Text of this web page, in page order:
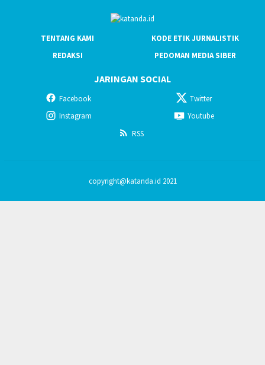
TENTANG KAMI
KODE ETIK JURNALISTIK
REDAKSI
PEDOMAN MEDIA SIBER
JARINGAN SOCIAL
Facebook
Twitter
Instagram
Youtube
RSS
copyright@katanda.id 2021